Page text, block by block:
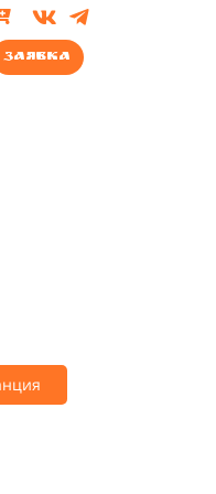
Заявка